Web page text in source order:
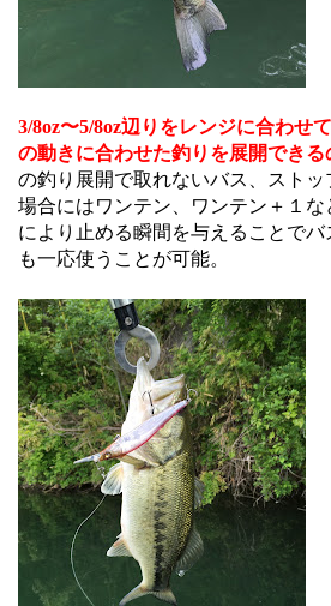
3/8oz〜5/8oz辺りをレンジに合わせ
の動きに合わせた釣りを展開できる
の釣り展開で取れないバス、スト
場合にはワンテン、ワンテン＋１な
により止める瞬間を与えることで
も一応使うことが可能。